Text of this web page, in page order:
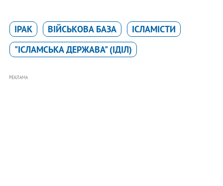
ІРАК ВІЙСЬКОВА БАЗА
ІСЛАМІСТИ
"ІСЛАМСЬКА ДЕРЖАВА" (ІДІЛ)
РЕКЛАМА